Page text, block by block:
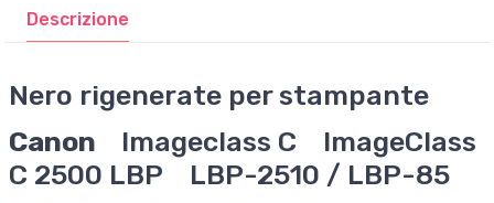
Descrizione
Nero rigenerate per stampante
Canon
Imageclass C ImageClass
C 2500 LBP LBP-2510 / LBP-85